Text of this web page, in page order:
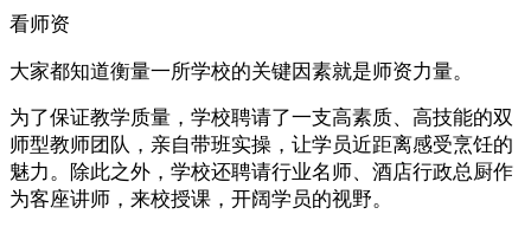
看师资
大家都知道衡量一所学校的关键因素就是师资力量。
为了保证教学质量，学校聘请了一支高素质、高技能的双
师型教师团队，亲自带班实操，让学员近距离感受烹饪的
魅力。除此之外，学校还聘请行业名师、酒店行政总厨作
为客座讲师，来校授课，开阔学员的视野。